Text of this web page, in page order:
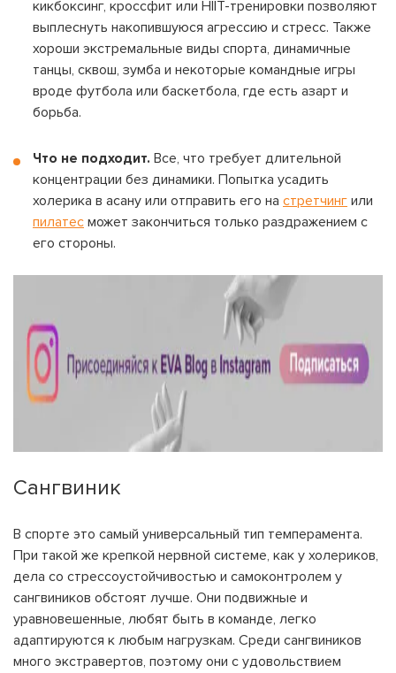
кикбоксинг, кроссфит или HIIT-тренировки позволяют
выплеснуть накопившуюся агрессию и стресс. Также
хороши экстремальные виды спорта, динамичные
танцы, сквош, зумба и некоторые командные игры
вроде футбола или баскетбола, где есть азарт и
борьба.
Что не подходит. Все, что требует длительной
концентрации без динамики. Попытка усадить
холерика в асану или отправить его на стретчинг или
пилатес может закончиться только раздражением с
его стороны.
Сангвиник
В спорте это самый универсальный тип темперамента.
При такой же крепкой нервной системе, как у холериков,
дела со стрессоустойчивостью и самоконтролем у
сангвиников обстоят лучше. Они подвижные и
уравновешенные, любят быть в команде, легко
адаптируются к любым нагрузкам. Среди сангвиников
много экстравертов, поэтому они с удовольствием
ВЕРНУТЬСЯ К БЛОГУ
ВЕРНУТЬСЯ